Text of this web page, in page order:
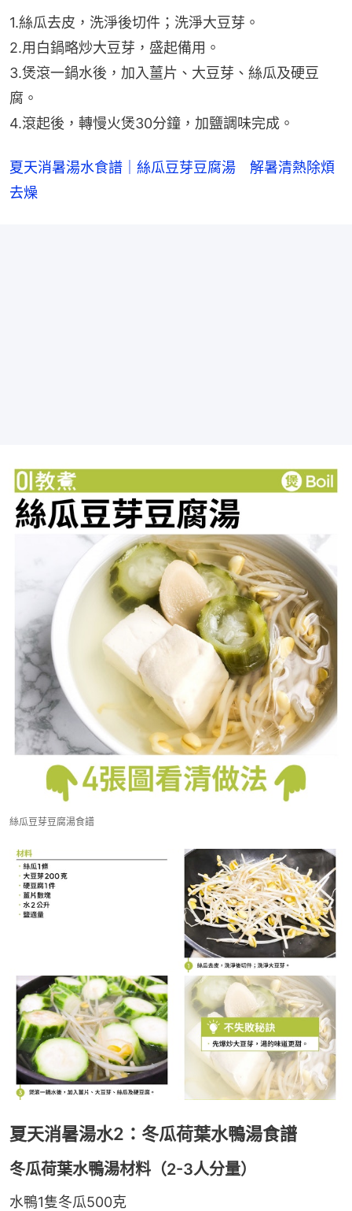
1.絲瓜去皮，洗淨後切件；洗淨大豆芽。
2.用白鍋略炒大豆芽，盛起備用。
3.煲滾一鍋水後，加入薑片、大豆芽、絲瓜及硬豆
腐。
4.滾起後，轉慢火煲30分鐘，加鹽調味完成。
夏天消暑湯水食譜｜絲瓜豆芽豆腐湯　解暑清熱除煩
去燥
絲瓜豆芽豆腐湯食譜
夏天消暑湯水2：冬瓜荷葉水鴨湯食譜
冬瓜荷葉水鴨湯材料（2-3人分量）
水鴨1隻冬瓜500克